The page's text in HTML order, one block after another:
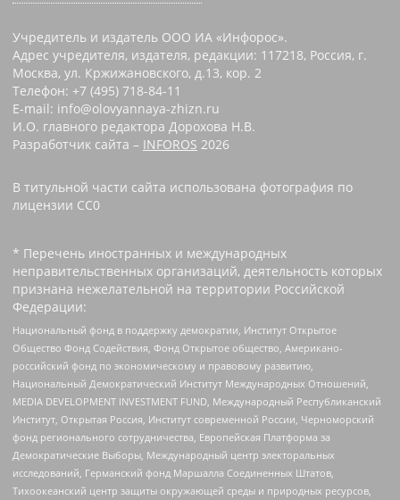
Учредитель и издатель ООО ИА «Инфорос».
Адрес учредителя, издателя, редакции: 117218, Россия, г.
Москва, ул. Кржижановского, д.13, кор. 2
Телефон: +7 (495) 718-84-11
E-mail: info@olovyannaya-zhizn.ru
И.О. главного редактора Дорохова Н.В.
Разработчик сайта – INFOROS 2026
В титульной части сайта использована фотография по
лицензии CC0 ‌
* Перечень иностранных и международных
неправительственных организаций, деятельность которых
признана нежелательной на территории Российской
Федерации:
Национальный фонд в поддержку демократии, Институт Открытое
Общество Фонд Содействия, Фонд Открытое общество, Американо-
российский фонд по экономическому и правовому развитию,
Национальный Демократический Институт Международных Отношений,
MEDIA DEVELOPMENT INVESTMENT FUND, Международный Республиканский
Институт, Открытая Россия, Институт современной России, Черноморский
фонд регионального сотрудничества, Европейская Платформа за
Демократические Выборы, Международный центр электоральных
исследований, Германский фонд Маршалла Соединенных Штатов,
Тихоокеанский центр защиты окружающей среды и природных ресурсов,